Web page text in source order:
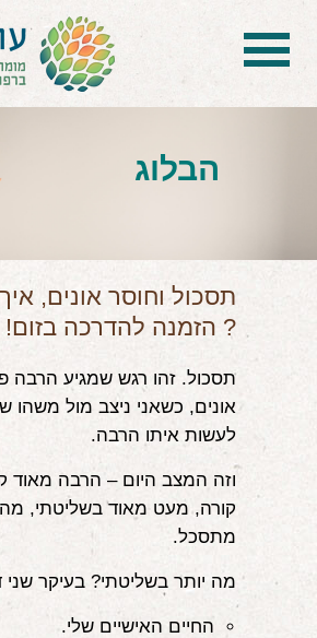
הכל על דיקור
הילד לא
בעיות נשימה:
קשיים
הבלוג
תסכול וחוסר אונים,
? הזמנה להדרכה בזום!
תסכול. זהו רגש שמגיע הרבה
אונים, כשאני ניצב מול משהו
לעשות איתו הרבה.
וזה המצב היום – הרבה מאוד
קורה, מעט מאוד בשליטתי,
מתסכל.
מה יותר בשליטתי? בעיקר שני
החיים האישיים שלי.